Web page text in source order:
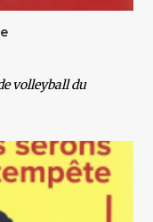
volleyball du